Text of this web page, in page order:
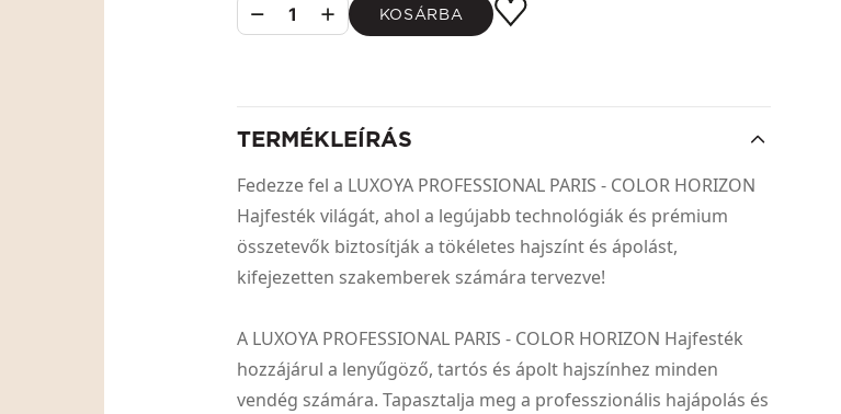
1 KOSÁRBA
TERMÉKLEÍRÁS
Fedezze fel a LUXOYA PROFESSIONAL PARIS - COLOR HORIZON
Hajfesték világát, ahol a legújabb technológiák és prémium
összetevők biztosítják a tökéletes hajszínt és ápolást,
kifejezetten szakemberek számára tervezve!
A LUXOYA PROFESSIONAL PARIS - COLOR HORIZON Hajfesték
hozzájárul a lenyűgöző, tartós és ápolt hajszínhez minden
vendég számára. Tapasztalja meg a professzionális hajápolás és